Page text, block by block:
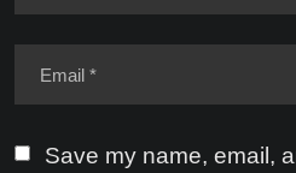
Save my name, email,